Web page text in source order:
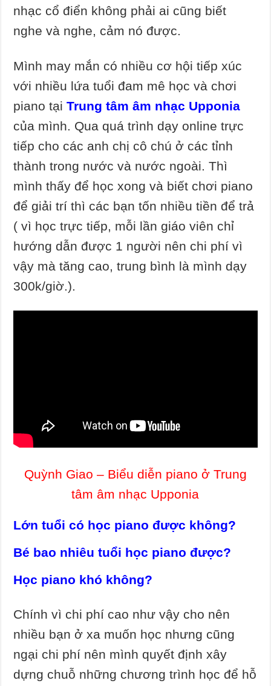
nhạc cổ điển không phải ai cũng biết
nghe và nghe, cảm nó được.
Mình may mắn có nhiều cơ hội tiếp xúc
với nhiều lứa tuổi đam mê học và chơi
piano tạiTrung tâm âm nhạc Upponia
của mình. Qua quá trình dạy online trực
tiếp cho các anh chị cô chú ở các tỉnh
thành trong nước và nước ngoài. Thì
mình thấy để học xong và biết chơi piano
để giải trí thì các bạn tốn nhiều tiền để trả
( vì học trực tiếp, mỗi lần giáo viên chỉ
hướng dẫn được 1 người nên chi phí vì
vậy mà tăng cao, trung bình là mình dạy
300k/giờ.).
Quỳnh Giao – Biểu diễn piano ở Trung
tâm âm nhạc Upponia
Lớn tuổi có học piano được không?
Bé bao nhiêu tuổi học piano được?
Học piano khó không?
Chính vì chi phí cao như vậy cho nên
nhiều bạn ở xa muốn học nhưng cũng
ngại chi phí nên mình quyết định xây
dựng chuỗ những chương trình học để hỗ